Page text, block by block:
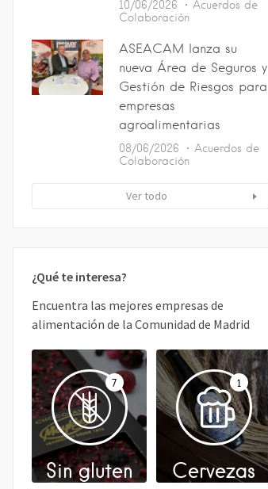
10/06/2026
Acuerdos de
Colaboración
ASEACAM lanza su
nueva Área de Seguros y
Gestión de Riesgos para
empresas
agroalimentarias
08/06/2026
Acuerdos de
Colaboración
Ver todo
¿Qué te interesa?
Encuentra las mejores empresas de
alimentación de la Comunidad de Madrid
7
Sin gluten
1
Cervezas